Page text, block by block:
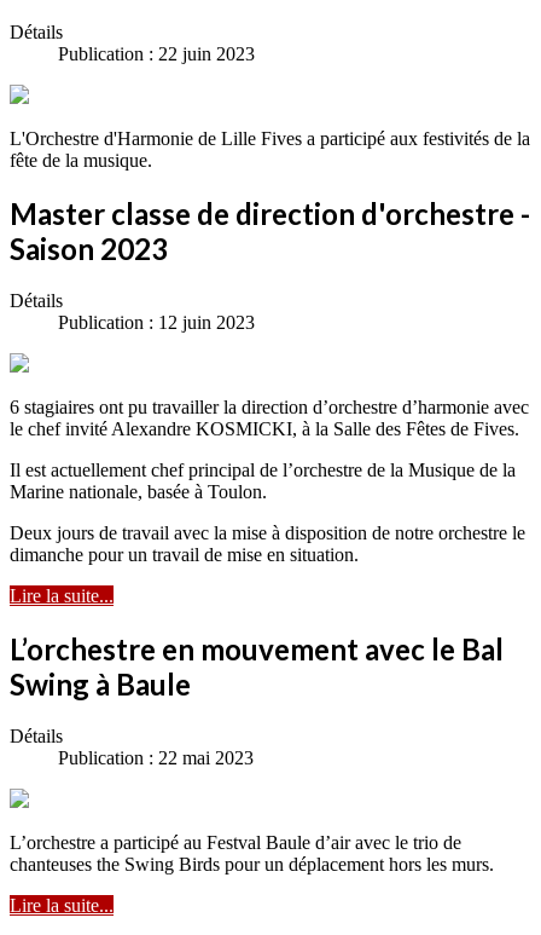
Détails
Publication : 22 juin 2023
L'Orchestre d'Harmonie de Lille Fives a participé aux festivités de la
fête de la musique.
Master classe de direction d'orchestre -
Saison 2023
Détails
Publication : 12 juin 2023
6 stagiaires ont pu travailler la direction d’orchestre d’harmonie avec
le chef invité Alexandre KOSMICKI, à la Salle des Fêtes de Fives.
Il est actuellement chef principal de l’orchestre de la Musique de la
Marine nationale, basée à Toulon.
Deux jours de travail avec la mise à disposition de notre orchestre le
dimanche pour un travail de mise en situation.
Lire la suite...
L’orchestre en mouvement avec le Bal
Swing à Baule
Détails
Publication : 22 mai 2023
L’orchestre a participé au Festval Baule d’air avec le trio de
chanteuses the Swing Birds pour un déplacement hors les murs.
Lire la suite...